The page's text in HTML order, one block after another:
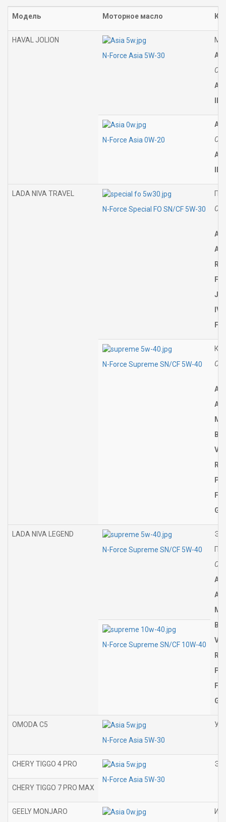
Модель Моторное масло
HAVAL JOLION
N-Force Asia 5W-30
N-Force Asia 0W-20
LADA NIVA TRAVEL
N-Force Special FO SN/CF 5W-30
N-Force Supreme SN/CF 5W-40
LADA NIVA LEGEND
N-Force Supreme SN/CF 5W-40
N-Force Supreme SN/CF 10W-40
OMODA C5
N-Force Asia 5W-30
CHERY TIGGO 4 PRO
N-Force Asia 5W-30
CHERY TIGGO 7 PRO MAX
GEELY MONJARO
И